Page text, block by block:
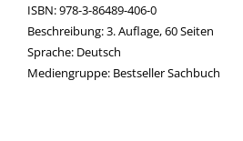
ISBN:978-3-86489-406-0
Beschreibung:3. Auflage, 60 Seiten
Suche nach dieser Beteiligten Person
Sprache: Deutsch
Mediengruppe: Bestseller Sachbuch